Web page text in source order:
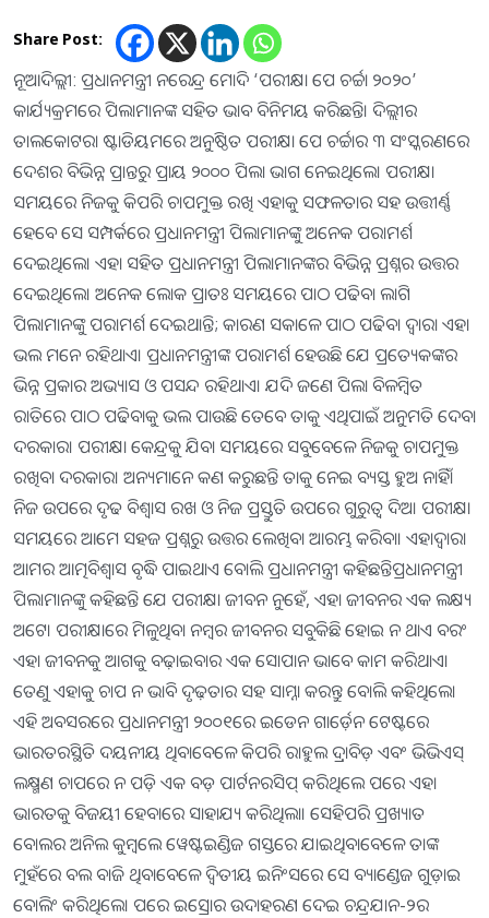
Share Post:
ନୂଆଦିଲ୍ଲୀ: ପ୍ରଧାନମନ୍ତ୍ରୀ ନରେନ୍ଦ୍ର ମୋଦି ‘ପରୀକ୍ଷା ପେ ଚର୍ଚ୍ଚା ୨୦୨୦’
କାର୍ଯ୍ୟକ୍ରମରେ ପିଲାମାନଙ୍କ ସହିତ ଭାବ ବିନିମୟ କରିଛନ୍ତି। ଦିଲ୍ଲୀର
ତାଲକୋଟରା ଷ୍ଟାଡିୟମରେ ଅନୁଷ୍ଠିତ ପରୀକ୍ଷା ପେ ଚର୍ଚ୍ଚାର ୩ ସଂସ୍କରଣରେ
ଦେଶର ବିଭିନ୍ନ ପ୍ରାନ୍ତରୁ ପ୍ରାୟ ୨୦୦୦ ପିଲା ଭାଗ ନେଇଥିଲେ। ପରୀକ୍ଷା
ସମୟରେ ନିଜକୁ କିପରି ଚାପମୁକ୍ତ ରଖି ଏହାକୁ ସଫଳତାର ସହ ଉତ୍ତୀର୍ଣ୍ଣ
ହେବେ ସେ ସମ୍ପର୍କରେ ପ୍ରଧାନମନ୍ତ୍ରୀ ପିଲାମାନଙ୍କୁ ଅନେକ ପରାମର୍ଶ
ଦେଇଥିଲେ। ଏହା ସହିତ ପ୍ରଧାନମନ୍ତ୍ରୀ ପିଲାମାନଙ୍କର ବିଭିନ୍ନ ପ୍ରଶ୍ନର ଉତ୍ତର
ଦେଇଥିଲେ। ଅନେକ ଲୋକ ପ୍ରାତଃ ସମୟରେ ପାଠ ପଢିବା ଲାଗି
ପିଲାମାନଙ୍କୁ ପରାମର୍ଶ ଦେଇଥାନ୍ତି; କାରଣ ସକାଳେ ପାଠ ପଢିବା ଦ୍ବାରା ଏହା
ଭଲ ମନେ ରହିଥାଏ। ପ୍ରଧାନମନ୍ତ୍ରୀଙ୍କ ପରାମର୍ଶ ହେଉଛି ଯେ ପ୍ରତ୍ୟେକଙ୍କର
ଭିନ୍ନ ପ୍ରକାର ଅଭ୍ୟାସ ଓ ପସନ୍ଦ ରହିଥାଏ। ଯଦି ଜଣେ ପିଲା ବିଳମ୍ବିତ
ରାତିରେ ପାଠ ପଢିବାକୁ ଭଲ ପାଉଛି ତେବେ ତାକୁ ଏଥିପାଇଁ ଅନୁମତି ଦେବା
ଦରକାର। ପରୀକ୍ଷା କେନ୍ଦ୍ରକୁ ଯିବା ସମୟରେ ସବୁବେଳେ ନିଜକୁ ଚାପମୁକ୍ତ
ରଖିବା ଦରକାର। ଅନ୍ୟମାନେ କଣ କରୁଛନ୍ତି ତାକୁ ନେଇ ବ୍ୟସ୍ତ ହୁଅ ନାହିଁ।
ନିଜ ଉପରେ ଦୃଢ ବିଶ୍ବାସ ରଖ ଓ ନିଜ ପ୍ରସ୍ତୁତି ଉପରେ ଗୁରୁତ୍ବ ଦିଅ। ପରୀକ୍ଷା
ସମୟରେ ଆମେ ସହଜ ପ୍ରଶ୍ନରୁ ଉତ୍ତର ଲେଖିବା ଆରମ୍ଭ କରିବା। ଏହାଦ୍ବାରା
ଆମର ଆତ୍ମବିଶ୍ବାସ ବୃଦ୍ଧି ପାଇଥାଏ ବୋଲି ପ୍ରଧାନମନ୍ତ୍ରୀ କହିଛନ୍ତିପ୍ରଧାନମନ୍ତ୍ରୀ
ପିଲାମାନଙ୍କୁ କହିଛନ୍ତି ଯେ ପରୀକ୍ଷା ଜୀବନ ନୁହେଁ, ଏହା ଜୀବନର ଏକ ଲକ୍ଷ୍ୟ
ଅଟେ। ପରୀକ୍ଷାରେ ମିଳୁଥିବା ନମ୍ବର ଜୀବନର ସବୁକିଛି ହୋଇ ନ ଥାଏ ବରଂ
ଏହା ଜୀବନକୁ ଆଗକୁ ବଢ଼ାଇବାର ଏକ ସୋପାନ ଭାବେ କାମ କରିଥାଏ।
ତେଣୁ ଏହାକୁ ଚାପ ନ ଭାବି ଦୃଢ଼ତାର ସହ ସାମ୍ନା କରନ୍ତୁ ବୋଲି କହିଥିଲେ।
ଏହି ଅବସରରେ ପ୍ରଧାନମନ୍ତ୍ରୀ ୨୦୦୧ରେ ଇଡେନ ଗାର୍ଡ଼େନ ଟେଷ୍ଟରେ
ଭାରତରସ୍ଥିତି ଦୟନୀୟ ଥିବାବେଳେ କିପରି ରାହୁଲ ଦ୍ରାବିଡ଼ ଏବଂ ଭିଭିଏସ୍
ଲକ୍ଷ୍ମଣ ଚାପରେ ନ ପଡ଼ି ଏକ ବଡ଼ ପାର୍ଟନରସିପ୍ କରିଥିଲେ ପରେ ଏହା
ଭାରତକୁ ବିଜୟୀ ହେବାରେ ସାହାଯ୍ୟ କରିଥିଲା। ସେହିପରି ପ୍ରଖ୍ୟାତ
ବୋଲର ଅନିଲ କୁମ୍ବଲେ ୱେଷ୍ଟଇଣ୍ଡିଜ ଗସ୍ତରେ ଯାଇଥିବାବେଳେ ତାଙ୍କ
ମୁହଁରେ ବଲ ବାଜି ଥିବାବେଳେ ଦ୍ବିତୀୟ ଇନିଂସରେ ସେ ବ୍ୟାଣ୍ଡେଜ ଗୁଡ଼ାଇ
ବୋଲିଂ କରିଥିଲେ। ପରେ ଇସ୍ରୋର ଉଦାହରଣ ଦେଇ ଚନ୍ଦ୍ରଯାନ-୨ର